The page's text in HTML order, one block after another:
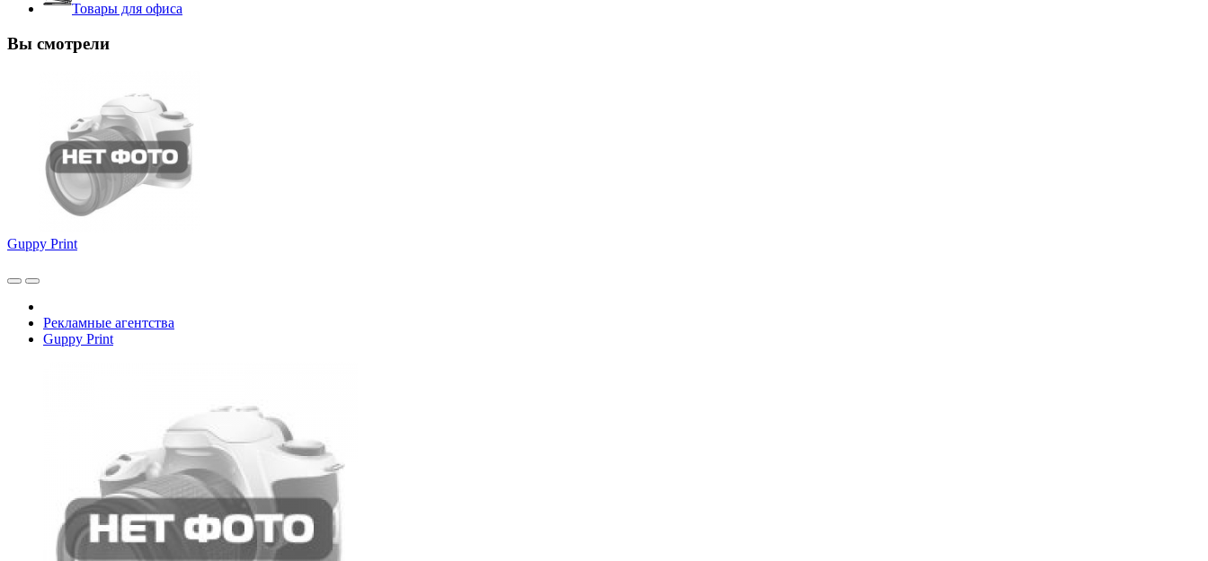
Товары для офиса
Вы смотрели
Guppy Print
Рекламные агентства
Guppy Print